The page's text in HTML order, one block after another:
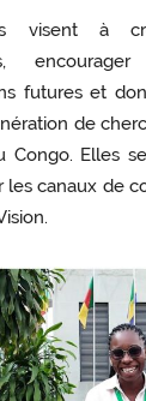
visent à
futures et
de
Congo. Elles
les canaux de